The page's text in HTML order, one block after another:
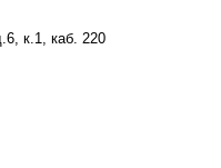
к.1, каб. 220